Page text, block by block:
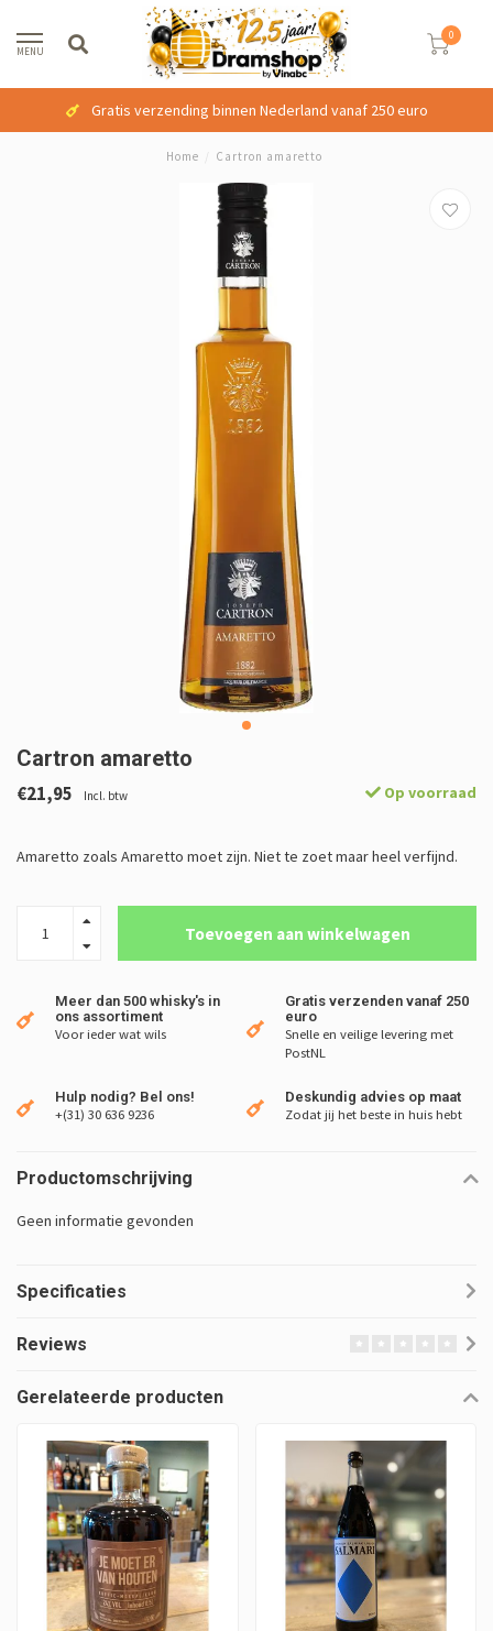
MENU
0
Gratis verzending binnen Nederland vanaf 250 euro
Home Cartron amaretto
Cartron amaretto
€21,95 Incl. btw Op voorraad
Amaretto zoals Amaretto moet zijn. Niet te zoet maar heel verfijnd.
Toevoegen aan winkelwagen
Meer dan 500 whisky's in
ons assortiment
Voor ieder wat wils
Gratis verzenden vanaf 250
euro
Snelle en veilige levering met
PostNL
Hulp nodig? Bel ons!
+(31) 30 636 9236
Deskundig advies op maat
Zodat jij het beste in huis hebt
Productomschrijving
Geen informatie gevonden
Specificaties
Reviews
Gerelateerde producten